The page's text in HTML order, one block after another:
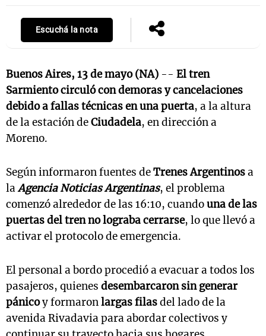
Escuchá la nota
Buenos Aires, 13 de mayo (NA) -- El tren
Sarmiento circuló con demoras y cancelaciones
debido a fallas técnicas en una puerta, a la altura
de la estación deCiudadela, en dirección a
Moreno.
Según informaron fuentes deTrenes Argentinosa
laAgencia Noticias Argentinas, el problema
comenzó alrededor de las 16:10, cuandouna de las
puertas del tren no lograba cerrarse, lo que llevó a
activar el protocolo de emergencia.
El personal a bordo procedió a evacuar a todos los
pasajeros, quienes desembarcaron sin generar
pánicoy formaronlargas filasdel lado de la
avenida Rivadavia para abordar colectivos y